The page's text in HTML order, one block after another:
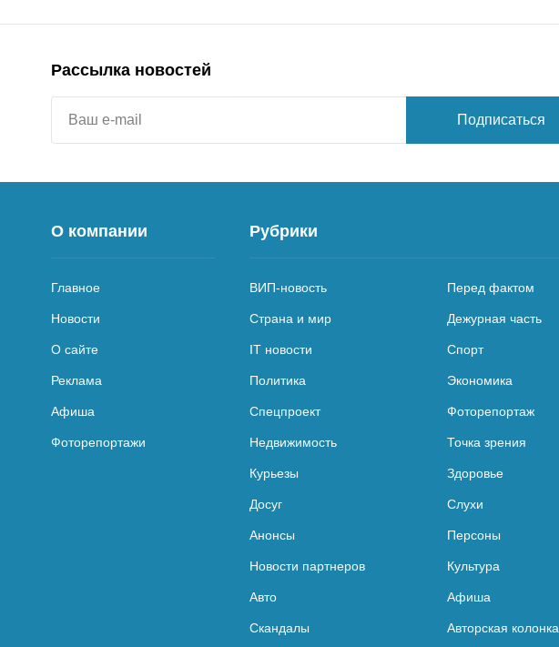
Рассылка новостей
Подписаться
О компании
Главное
Новости
О сайте
Реклама
Афиша
Фоторепортажи
Рубрики
ВИП-новость Перед фактом
Страна и мир Дежурная часть
IT новости Спорт
Политика Экономика
Спецпроект Фоторепортаж
Недвижимость Точка зрения
Курьезы Здоровье
Досуг Слухи
Анонсы Персоны
Новости партнеров Культура
Авто Афиша
Скандалы Авторская колонка